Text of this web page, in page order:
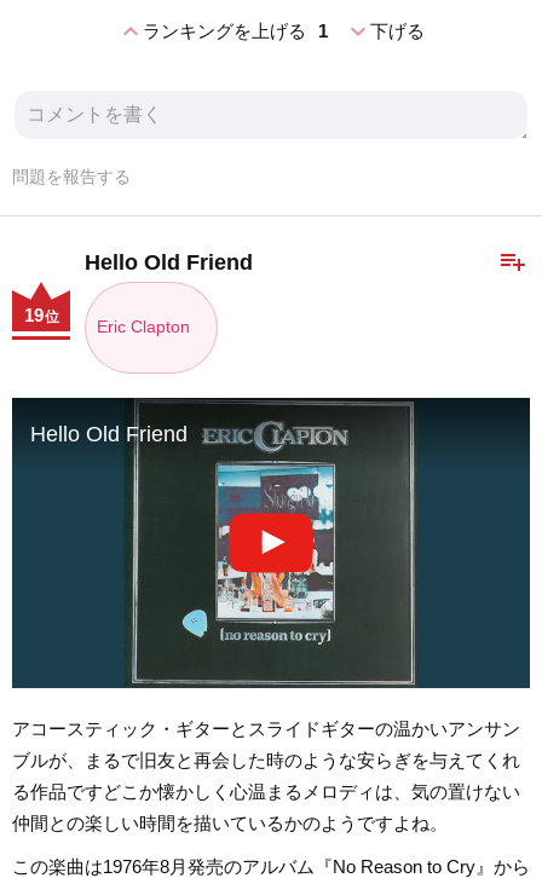
expand_lessランキングを上げる 1 expand_more下げる
問題を報告する
playlist_add
Hello Old Friend
Eric Clapton
19位
Hello Old Friend
アコースティック・ギターとスライドギターの温かいアンサン
ブルが、まるで旧友と再会した時のような安らぎを与えてくれ
る作品ですどこか懐かしく心温まるメロディは、気の置けない
仲間との楽しい時間を描いているかのようですよね。
この楽曲は1976年8月発売のアルバム『No Reason to Cry』から